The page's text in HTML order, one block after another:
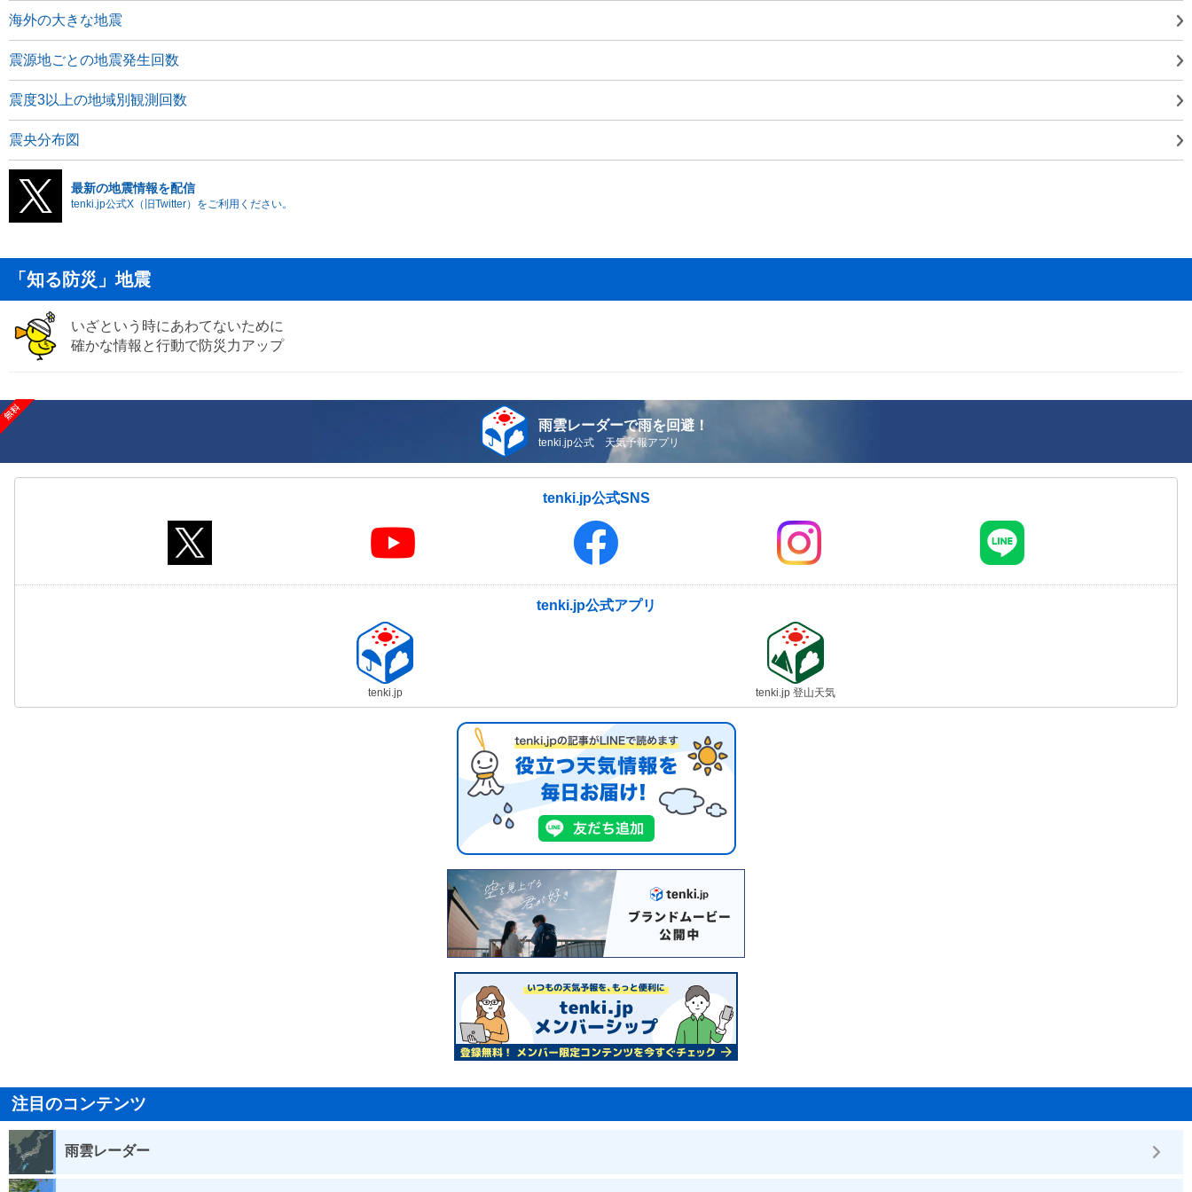
海外の大きな地震
震源地ごとの地震発生回数
震度3以上の地域別観測回数
震央分布図
最新の地震情報を配信
tenki.jp公式X（旧Twitter）をご利用ください。
「知る防災」地震
いざという時にあわてないために
確かな情報と行動で防災力アップ
雨雲レーダーで雨を回避！
tenki.jp公式 天気予報アプリ
tenki.jp公式SNS
tenki.jp公式アプリ
tenki.jp tenki.jp 登山天気
注目のコンテンツ
雨雲レーダー